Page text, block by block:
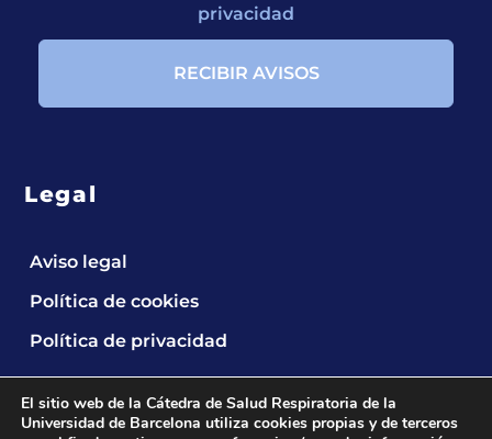
privacidad
Legal
Aviso legal
Política de cookies
Política de privacidad
El sitio web de la Cátedra de Salud Respiratoria de la
Universidad de Barcelona utiliza cookies propias y de terceros